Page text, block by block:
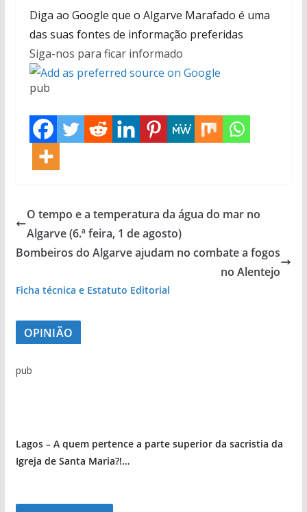
Diga ao Google que o Algarve Marafado é uma
das suas fontes de informação preferidas
Siga-nos para ficar informado
pub
O tempo e a temperatura da água do mar no
Algarve (6.ª feira, 1 de agosto)
Bombeiros do Algarve ajudam no combate a fogos
no Alentejo
Ficha técnica e Estatuto Editorial
OPINIÃO
pub
Lagos – A quem pertence a parte superior da sacristia da
Igreja de Santa Maria?!…